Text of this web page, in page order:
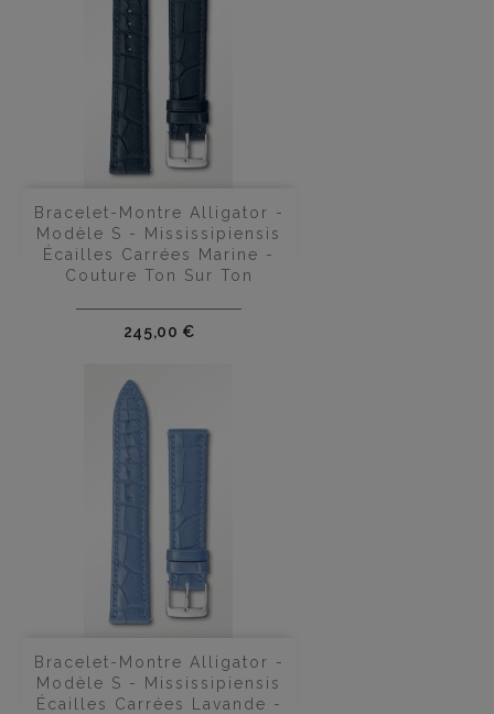
Bracelet-Montre Alligator -
Modèle S - Mississipiensis
Écailles Carrées Marine -
Couture Ton Sur Ton
Prix
245,00 €
Bracelet-Montre Alligator -
Modèle S - Mississipiensis
Écailles Carrées Lavande -